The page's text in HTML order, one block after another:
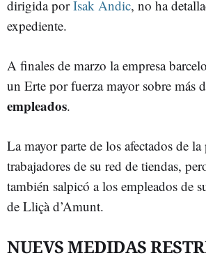
dirigida porIsak Andic, no ha
expediente.
A finales de marzo la empresa
un Erte por fuerza mayor sobre más
empleados.
La mayor parte de los afectados de
trabajadores de su red de tiendas,
también salpicó a los empleados de
de Lliçà d’Amunt.
NUEVS MEDIDAS